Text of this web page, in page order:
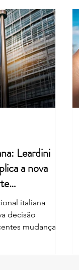
italiana,
um legado
Consulenze
Leardini
a nova
italiana
decisão
mudanças